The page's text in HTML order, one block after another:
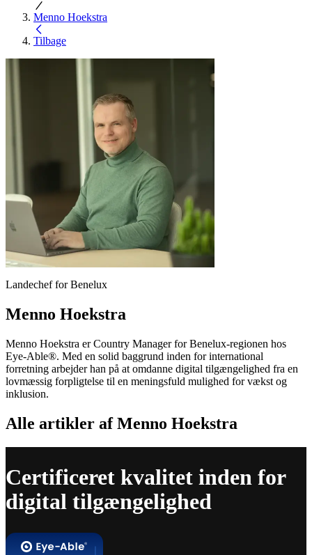
Menno Hoekstra
Tilbage
Landechef for Benelux
Menno Hoekstra
Menno Hoekstra er Country Manager for Benelux-regionen hos
Eye-Able®. Med en solid baggrund inden for international
forretning arbejder han på at omdanne digital tilgængelighed fra en
lovmæssig forpligtelse til en meningsfuld mulighed for vækst og
inklusion.
Alle artikler af Menno Hoekstra
Certificeret kvalitet inden for
digital tilgængelighed